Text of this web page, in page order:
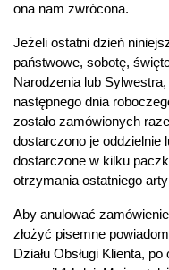
ona nam zwrócona.
Jeżeli ostatni dzień
państwowe, sobotę,
Narodzenia lub
następnego dnia
zostało zamówionych
dostarczono je oddzielnie
dostarczone w kilku
otrzymania ostatniego
Aby anulować
złożyć pisemne
Działu Obsługi Klienta,